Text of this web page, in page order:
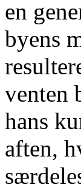
en
byens
venten
hans
aften,